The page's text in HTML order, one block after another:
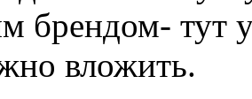
брендом- тут
вложить.